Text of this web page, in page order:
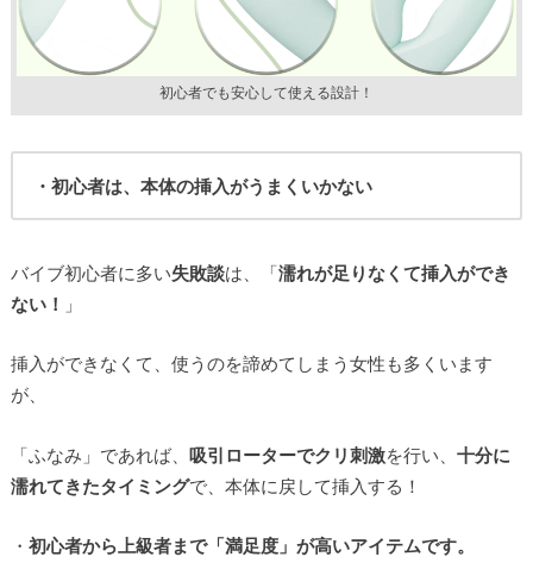
初心者でも安心して使える設計！
・初心者は、本体の挿入がうまくいかない
バイブ初心者に多い失敗談は、「濡れが足りなくて挿入ができ
ない！
」
挿入ができなくて、使うのを諦めてしまう女性も多くいます
が、
「ふなみ」であれば、 吸引ローターでクリ刺激を行い、 十分に
濡れてきたタイミングで、本体に戻して挿入する！
・ 初心者から上級者まで「満足度」が高いアイテムです。